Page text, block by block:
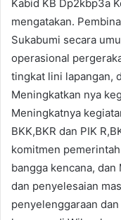
Kabid KB Dp2kbp3a
mengatakan.
Sukabumi secara
operasional
tingkat lini lapangan,
Meningkatkan nya
Meningkatnya
BKK,BKR dan PIK
komitmen
bangga kencana,
dan penyelesaian
penyelenggaraan